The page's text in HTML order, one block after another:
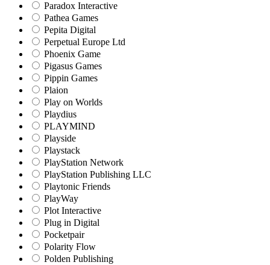
Paradox Interactive
Pathea Games
Pepita Digital
Perpetual Europe Ltd
Phoenix Game
Pigasus Games
Pippin Games
Plaion
Play on Worlds
Playdius
PLAYMIND
Playside
Playstack
PlayStation Network
PlayStation Publishing LLC
Playtonic Friends
PlayWay
Plot Interactive
Plug in Digital
Pocketpair
Polarity Flow
Polden Publishing